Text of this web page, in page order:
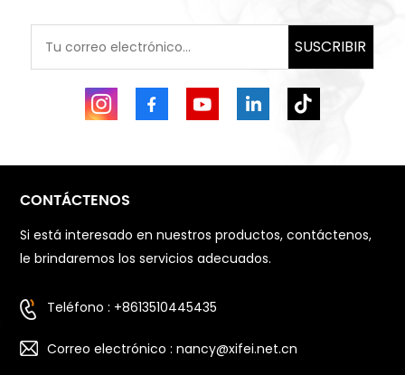
SUSCRIBIR
CONTÁCTENOS
Si está interesado en nuestros productos, contáctenos,
le brindaremos los servicios adecuados.
Teléfono : +8613510445435
Correo electrónico : nancy@xifei.net.cn